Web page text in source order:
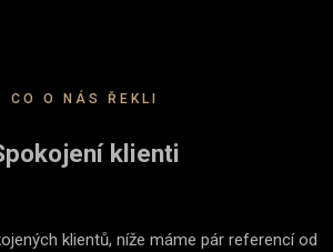
CO O NÁS ŘEKLI
klienti
klientů, níže máme pár referencí od